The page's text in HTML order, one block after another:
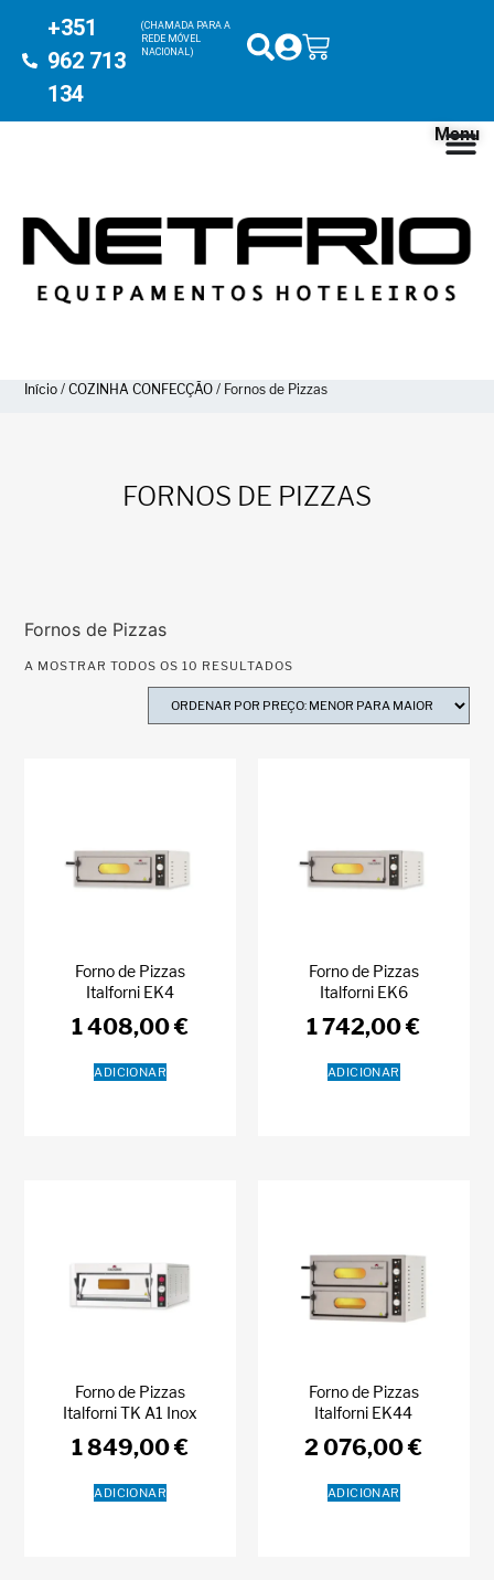
+351
962 713
134
(CHAMADA PARA A
REDE MÓVEL
NACIONAL)
Menu
Início /COZINHA CONFECÇÃO / Fornos de Pizzas
FORNOS DE PIZZAS
Fornos de Pizzas
A MOSTRAR TODOS OS 10 RESULTADOS
Forno de Pizzas
Italforni EK4
1 408,00€
ADICIONAR
Forno de Pizzas
Italforni EK6
1 742,00€
ADICIONAR
Forno de Pizzas
Italforni TK A1 Inox
1 849,00€
ADICIONAR
Forno de Pizzas
Italforni EK44
2 076,00€
ADICIONAR